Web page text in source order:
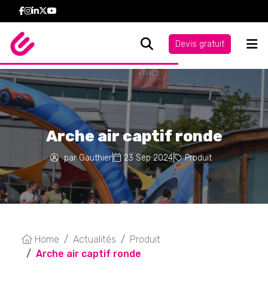
Devis gratuit
Arche air captif ronde
par Gauthier| 23 Sep 2024 Produit
Home Actualités
Produit
Arche air captif ronde